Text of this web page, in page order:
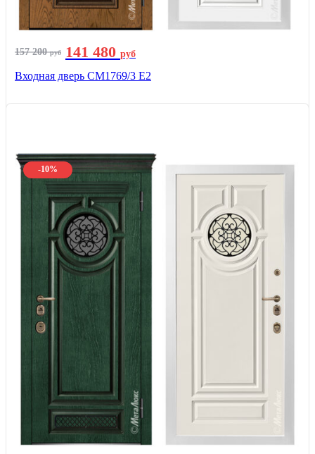
157 200руб 141 480 руб
Входная дверь СМ1769/3 Е2
-10%